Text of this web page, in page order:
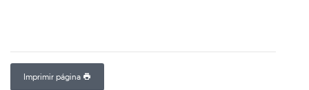
Imprimir página